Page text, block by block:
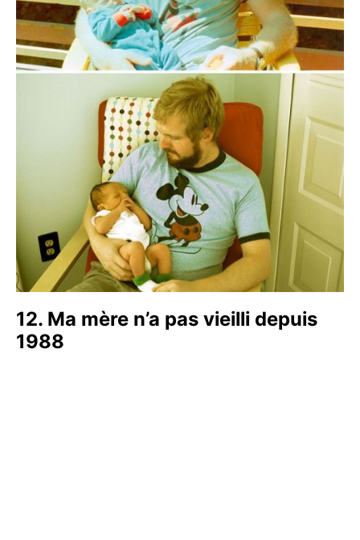
12. Ma mère n’a pas vieilli depuis
1988